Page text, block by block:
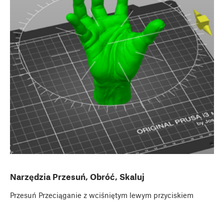
Narzędzia Przesuń, Obróć, Skaluj
Przesuń Przeciąganie z wciśniętym lewym przyciskiem